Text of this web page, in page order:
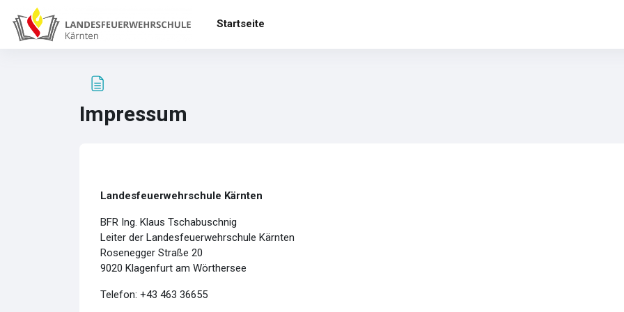
Zum Hauptinhalt
Startseite
Impressum
Landesfeuerwehrschule Kärnten
BFR Ing. Klaus Tschabuschnig
Leiter der Landesfeuerwehrschule Kärnten
Rosenegger Straße 20
9020 Klagenfurt am Wörthersee
Telefon: +43 463 36655